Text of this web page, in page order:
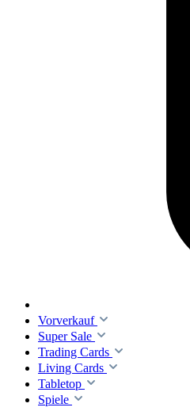
Vorverkauf
Super Sale
Trading Cards
Living Cards
Tabletop
Spiele